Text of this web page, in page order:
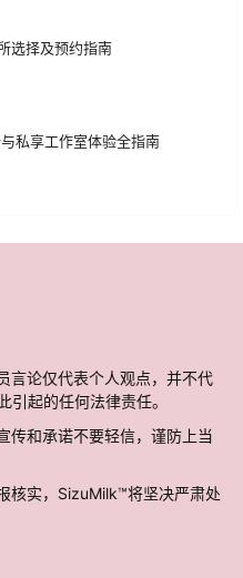
选择及预约指南
私享工作室体验全指南
言论仅代表个人观点，并不代
起的任何法律责任。
传和承诺不要轻信，谨防上当
核实，SizuMilk™将坚决严肃处